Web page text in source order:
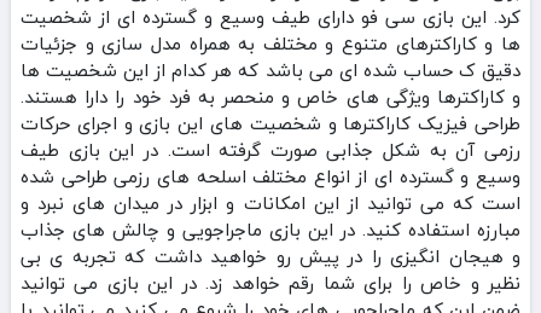
کرد. این بازی سی فو دارای طیف وسیع و گسترده ای از شخصیت
ها و کاراکترهای متنوع و مختلف به همراه مدل سازی و جزئیات
دقیق ک حساب شده ای می باشد که هر کدام از این شخصیت ها
و کاراکترها ویژگی های خاص و منحصر به فرد خود را دارا هستند.
طراحی فیزیک کاراکترها و شخصیت های این بازی و اجرای حرکات
رزمی آن به شکل جذابی صورت گرفته است. در این بازی طیف
وسیع و گسترده ای از انواع مختلف اسلحه های رزمی طراحی شده
است که می توانید از این امکانات و ابزار در میدان های نبرد و
مبارزه استفاده کنید. در این بازی ماجراجویی و چالش های جذاب
و هیجان انگیزی را در پیش رو خواهید داشت که تجربه ی بی
نظیر و خاص را برای شما رقم خواهد زد. در این بازی می توانید